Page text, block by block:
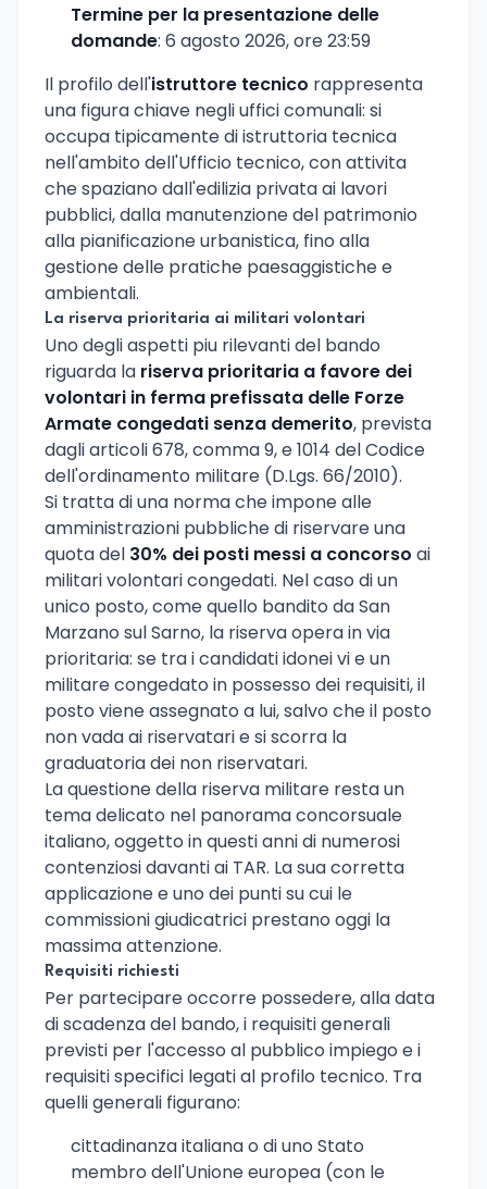
Termine per la presentazione delle
domande: 6 agosto 2026, ore 23:59
Il profilo dell'istruttore tecnico rappresenta
una figura chiave negli uffici comunali: si
occupa tipicamente di istruttoria tecnica
nell'ambito dell'Ufficio tecnico, con attivita
che spaziano dall'edilizia privata ai lavori
pubblici, dalla manutenzione del patrimonio
alla pianificazione urbanistica, fino alla
gestione delle pratiche paesaggistiche e
ambientali.
La riserva prioritaria ai militari volontari
Uno degli aspetti piu rilevanti del bando
riguarda la riserva prioritaria a favore dei
volontari in ferma prefissata delle Forze
Armate congedati senza demerito, prevista
dagli articoli 678, comma 9, e 1014 del Codice
dell'ordinamento militare (D.Lgs. 66/2010).
Si tratta di una norma che impone alle
amministrazioni pubbliche di riservare una
quota del 30% dei posti messi a concorso ai
militari volontari congedati. Nel caso di un
unico posto, come quello bandito da San
Marzano sul Sarno, la riserva opera in via
prioritaria: se tra i candidati idonei vi e un
militare congedato in possesso dei requisiti, il
posto viene assegnato a lui, salvo che il posto
non vada ai riservatari e si scorra la
graduatoria dei non riservatari.
La questione della riserva militare resta un
tema delicato nel panorama concorsuale
italiano, oggetto in questi anni di numerosi
contenziosi davanti ai TAR. La sua corretta
applicazione e uno dei punti su cui le
commissioni giudicatrici prestano oggi la
massima attenzione.
Requisiti richiesti
Per partecipare occorre possedere, alla data
di scadenza del bando, i requisiti generali
previsti per l'accesso al pubblico impiego e i
requisiti specifici legati al profilo tecnico. Tra
quelli generali figurano:
cittadinanza italiana o di uno Stato
membro dell'Unione europea (con le